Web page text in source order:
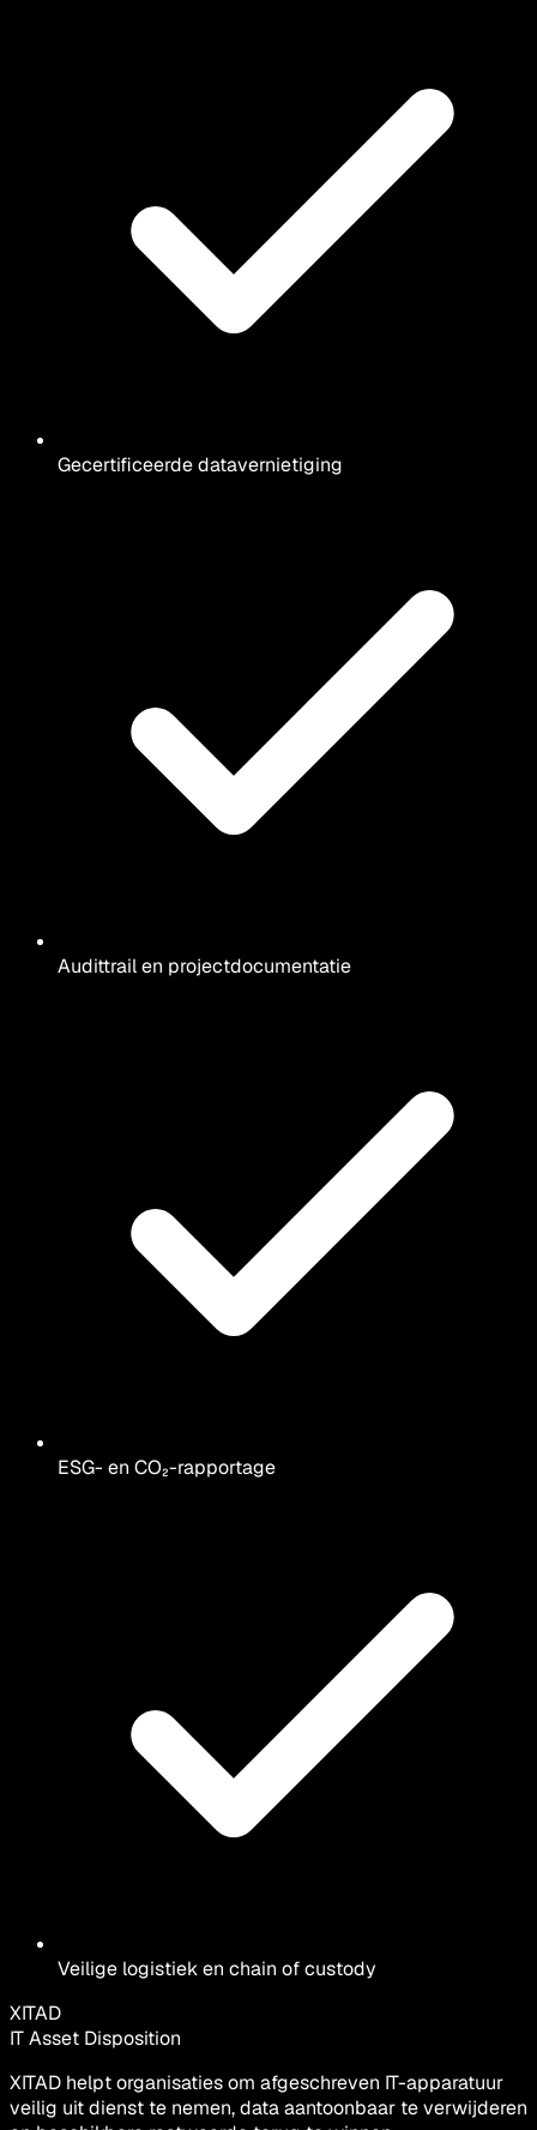
Gecertificeerde datavernietiging
Audittrail en projectdocumentatie
ESG- en CO₂-rapportage
Veilige logistiek en chain of custody
XITAD
IT Asset Disposition
XITAD helpt organisaties om afgeschreven IT-apparatuur
veilig uit dienst te nemen, data aantoonbaar te verwijderen